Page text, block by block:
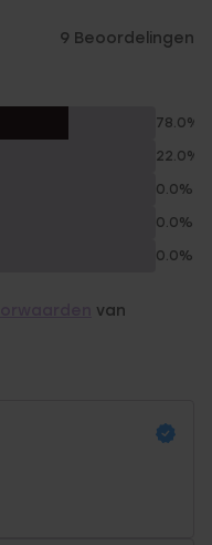
9 Beoordelingen
78.0%
22.0%
0.0%
0.0%
0.0%
van